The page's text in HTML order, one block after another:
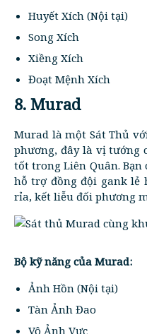
Huyết Xích (Nội tại)
Song Xích
Xiềng Xích
Đoạt Mệnh Xích
8. Murad
Murad là một Sát Thủ
phương, đây là vị tướng
tốt trong Liên Quân. Bạn
hỗ trợ đồng đội gank lẻ
rỉa, kết liễu đối phương
Bộ kỹ năng của Murad:
Ảnh Hồn (Nội tại)
Tàn Ảnh Đao
Vô Ảnh Vực